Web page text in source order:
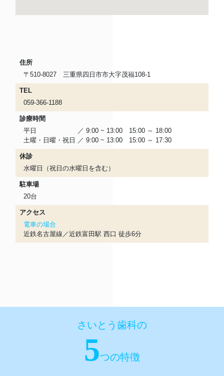
住所
〒510-8027 三重県四日市市大字茂福108-1
TEL
059-366-1188
診療時間
平日 ／ 9:00 ~ 13:00 15:00 ～ 18:00
土曜・日曜・祝日 ／ 9:00 ~ 13:00 15:00 ～ 17:30
休診
水曜日（祝日の水曜日を含む）
駐車場
20台
アクセス
電車の場合
近鉄名古屋線／近鉄富田駅 西口 徒歩6分
さいとう歯科の
5つの特徴